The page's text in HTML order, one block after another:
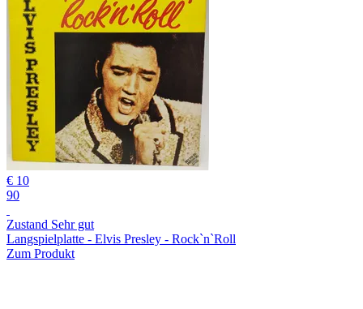
€ 10
90
Zustand Sehr gut
Langspielplatte - Elvis Presley - Rock`n`Roll
Zum Produkt